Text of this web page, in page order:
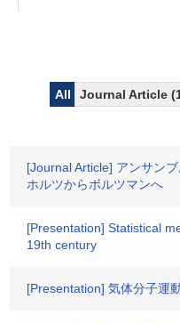
All
Journal Article
[Journal Article] アンサン
ホルツからボルツマンへ
[Presentation] Statistical
19th century
[Presentation] 気体分子運